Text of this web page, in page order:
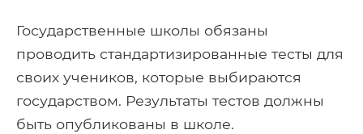
Государственные школы обязаны
проводить стандартизированные тесты для
своих учеников, которые выбираются
государством. Результаты тестов должны
быть опубликованы в школе.